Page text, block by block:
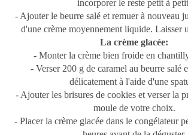
incorporer le reste petit à
- Ajouter le beurre salé et remuer à nouveau
d'une crème moyennement liquide. Laisser
La crème glacée:
- Monter la crème bien froide en
- Verser 200 g de caramel au beurre salé
délicatement à l'aide d'une
- Ajouter les brisures de cookies et verser la
moule de votre choix.
- Placer la crème glacée dans le congélateur